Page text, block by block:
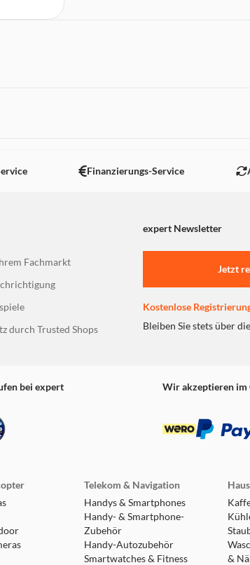
Finanzierungs-Service
expert Newsletter
Fachmarkt
durch Trusted Shops
Jetzt
Kostenlose
Bleiben Sie stets über
bei expert Wir akzeptieren im
Telekom & Navigation
Handys & Smartphones
Handy- & Smartphone-
Zubehör
Handy-Autozubehör
Smartwatches & Fitness
&